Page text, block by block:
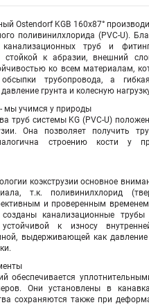
Ostendorf KGB 160х87°
поливинилхлорида (PVC-U).
канализационных труб и
стойкой к абразии, внешний
ко всем материалам,
трубопровода, а
грунта и колесную
мы учимся у природы
труб системы KG (PVC-U)
Она позволяет получить
строению кости у
коэкструзии основное
т.к. поливинилхлорид
и проверенным
канализационные
устойчивой к износу
выдерживающей как давление
обеспечивается
Они установлены в
сохраняются также при